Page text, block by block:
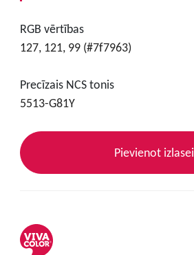
RGB vērtības
127, 121, 99 (#7f7963)
Precīzais NCS tonis
5513-G81Y
Pievienot izlasei